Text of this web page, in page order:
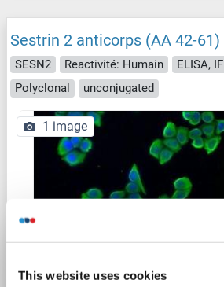
This website uses cookies
Sestrin 2 anticorps (AA 42-61)
SESN2 Reactivité: Humain ELISA, IF
Polyclonal
unconjugated
1 image